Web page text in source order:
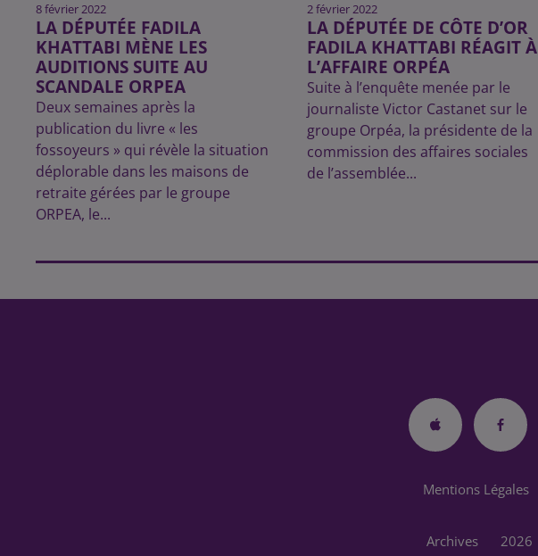
8 février 2022
LA DÉPUTÉE FADILA
KHATTABI MÈNE LES
AUDITIONS SUITE AU
SCANDALE ORPEA
Deux semaines après la
publication du livre « les
fossoyeurs » qui révèle la situation
déplorable dans les maisons de
retraite gérées par le groupe
ORPEA, le...
2 février 2022
LA DÉPUTÉE DE CÔTE D’OR
FADILA KHATTABI RÉAGIT À
L’AFFAIRE ORPÉA
Suite à l’enquête menée par le
journaliste Victor Castanet sur le
groupe Orpéa, la présidente de la
commission des affaires sociales
de l’assemblée...
Mentions Légales
Archives 2026